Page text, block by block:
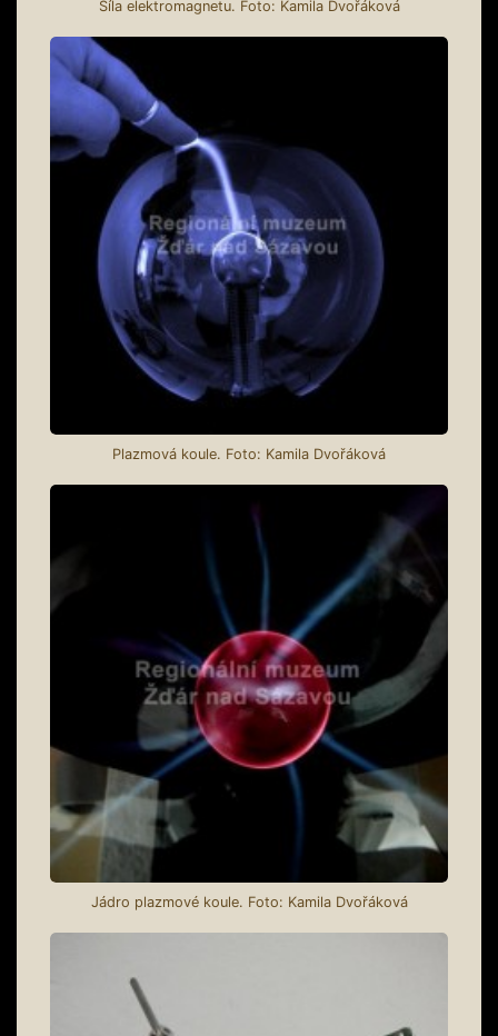
Síla elektromagnetu. Foto: Kamila Dvořáková
Plazmová koule. Foto: Kamila Dvořáková
Jádro plazmové koule. Foto: Kamila Dvořáková